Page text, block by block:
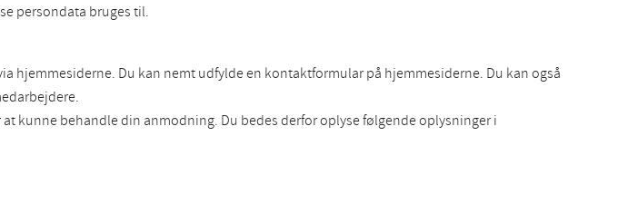
persondata bruges til.
hjemmesiderne. Du kan nemt udfylde en kontaktformular på hjemmesiderne. Du kan også
kunne behandle din anmodning. Du bedes derfor oplyse følgende oplysninger i